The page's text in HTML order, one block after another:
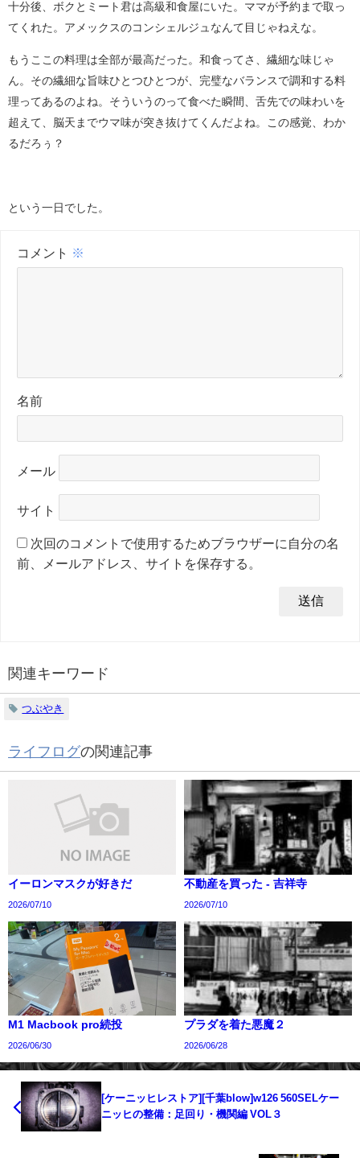
十分後、ボクとミート君は高級和食屋にいた。ママが予約まで取っ
てくれた。アメックスのコンシェルジュなんて目じゃねえな。
もうここの料理は全部が最高だった。和食ってさ、繊細な味じゃ
ん。その繊細な旨味ひとつひとつが、完璧なバランスで調和する料
理ってあるのよね。そういうのって食べた瞬間、舌先での味わいを
超えて、脳天までウマ味が突き抜けてくんだよね。この感覚、わか
るだろぅ？
という一日でした。
コメント ※
名前
メール
サイト
次回のコメントで使用するためブラウザーに自分の名
前、メールアドレス、サイトを保存する。
関連キーワード
つぶやき
ライフログの関連記事
イーロンマスクが好きだ
2026/07/10
不動産を買った - 吉祥寺
2026/07/10
M1 Macbook pro続投
2026/06/30
プラダを着た悪魔２
2026/06/28
[ケーニッヒレストア][千葉blow]w126 560SELケー
ニッヒの整備：足回り・機関編 VOL３